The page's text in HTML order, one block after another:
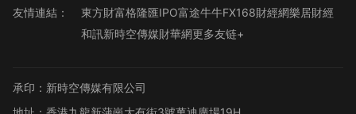
友情連結： 東方財富格隆匯IPO富途牛牛FX168財經網樂居財經
和訊新時空傳媒財華網更多友链+
承印：新時空傳媒有限公司